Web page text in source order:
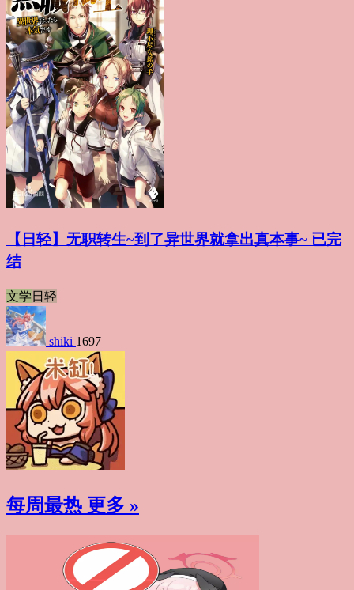
【日轻】无职转生~到了异世界就拿出真本事~ 已完
结
文学 日轻
shiki 1697
每周最热 更多 »